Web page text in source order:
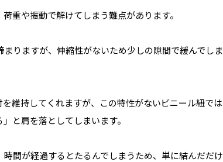
重や振動で解けてしまう難点があります。
りますが、伸縮性がないため少しの隙間で緩んでしま
維持してくれますが、この特性がないビニール紐では
と肩を落としてしまいます。
間が経過するとたるんでしまうため、単に結んだだけ